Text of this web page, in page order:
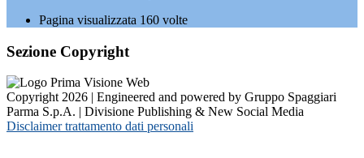
Pagina visualizzata 160 volte
Sezione Copyright
Copyright 2026 | Engineered and powered by Gruppo Spaggiari
Parma S.p.A. | Divisione Publishing & New Social Media
Disclaimer trattamento dati personali